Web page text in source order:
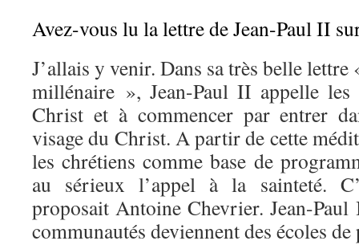
Avez-vous lu la lettre de Jean-Paul II
J’allais y venir. Dans sa très belle
millénaire », Jean-Paul II appelle
Christ et à commencer par entrer
visage du Christ. A partir de cette
les chrétiens comme base de
au sérieux l’appel à la sainteté.
proposait Antoine Chevrier. Jean-
communautés deviennent des écoles